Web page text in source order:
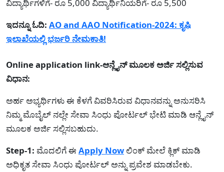
ವಿದ್ಯಾರ್ಥಿಗಳಿಗೆ- ರೂ 5,000 ವಿದ್ಯಾರ್ಥಿನಿಯರಿಗೆ- ರೂ 5,500
ಇದನ್ನೂ ಓದಿ: AO and AAO Notification-2024: ಕೃಷಿ
ಇಲಾಖೆಯಲ್ಲಿ ಭರ್ಜರಿ ನೇಮಕಾತಿ!
Online application link-ಆನ್ಲೈನ್ ಮೂಲಕ ಅರ್ಜಿ ಸಲ್ಲಿಸುವ
ವಿಧಾನ:
ಅರ್ಹ ಅಭ್ಯರ್ಥಿಗಳು ಈ ಕೆಳಗೆ ವಿವರಿಸಿರುವ ವಿಧಾನವನ್ನು ಅನುಸರಿಸಿ
ನಿಮ್ಮ ಮೊಬೈಲ್ ನಲ್ಲೇ ಸೇವಾ ಸಿಂಧು ಪೋರ್ಟಲ್ ಭೇಟಿ ಮಾಡಿ ಆನ್ಲೈನ್
ಮೂಲಕ ಅರ್ಜಿ ಸಲ್ಲಿಸಬಹುದು.
Step-1: ಮೊದಲಿಗೆ ಈ Apply Now ಲಿಂಕ್ ಮೇಲೆ ಕ್ಲಿಕ್ ಮಾಡಿ
ಅಧಿಕೃತ ಸೇವಾ ಸಿಂಧು ಪೋರ್ಟಲ್ ಅನ್ನು ಪ್ರವೇಶ ಮಾಡಬೇಕು.